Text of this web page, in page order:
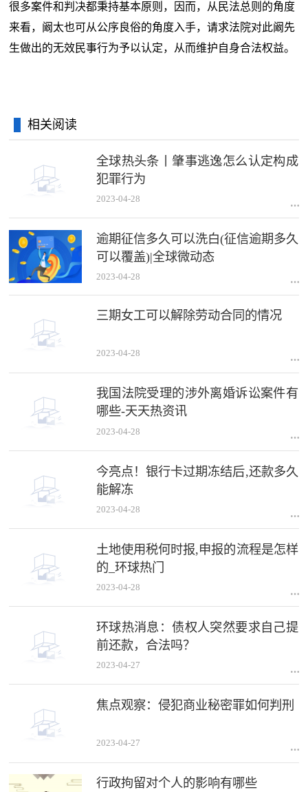
很多案件和判决都秉持基本原则，因而，从民法总则的角度
来看，阚太也可从公序良俗的角度入手，请求法院对此阚先
生做出的无效民事行为予以认定，从而维护自身合法权益。
相关阅读
全球热头条丨肇事逃逸怎么认定构成
犯罪行为
2023-04-28
逾期征信多久可以洗白(征信逾期多久
可以覆盖)|全球微动态
2023-04-28
三期女工可以解除劳动合同的情况
2023-04-28
我国法院受理的涉外离婚诉讼案件有
哪些-天天热资讯
2023-04-28
今亮点！银行卡过期冻结后,还款多久
能解冻
2023-04-28
土地使用税何时报,申报的流程是怎样
的_环球热门
2023-04-28
环球热消息：债权人突然要求自己提
前还款，合法吗？
2023-04-27
焦点观察：侵犯商业秘密罪如何判刑
2023-04-27
行政拘留对个人的影响有哪些